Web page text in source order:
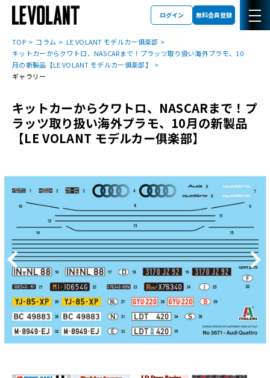
ログイン 無料会員登録
TOP コラム
LE VOLANT モデルカー俱楽部
キットカーからクワトロ、NASCARまで！プラッツ取り扱い海外プラモ、10
月の新製品【LE VOLANT モデルカー俱楽部】
ギャラリー
キットカーからクワトロ、NASCARまで！プ
ラッツ取り扱い海外プラモ、10月の新製品
【LE VOLANT モデルカー俱楽部】